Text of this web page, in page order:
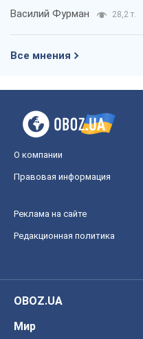
Василий Фурман 28,2 т.
Все мнения
О компании
Правовая информация
Реклама на сайте
Редакционная политика
OBOZ.UA
Мир